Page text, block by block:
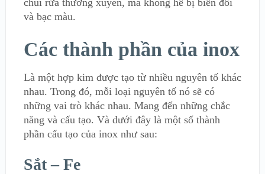
chùi rửa thường xuyên, mà không hề bị biến đổi
và bạc màu.
Các thành phần của inox
Là một hợp kim được tạo từ nhiều nguyên tố khác
nhau. Trong đó, mỗi loại nguyên tố nó sẽ có
những vai trò khác nhau. Mang đến những chắc
năng và cấu tạo. Và dưới đây là một số thành
phần cấu tạo của inox như sau:
Sắt – Fe